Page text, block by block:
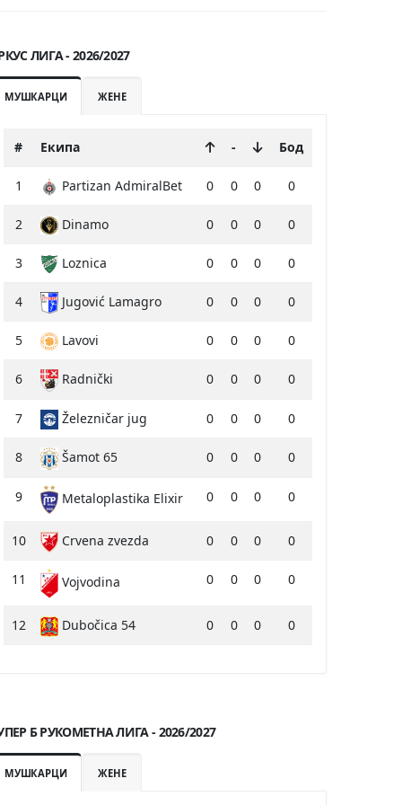
ЛИГА - 2026/2027
МУШКАРЦИ ЖЕНЕ
# Екипа - Бод
1 Partizan AdmiralBet 0 0 0 0
2 Dinamo 0 0 0 0
3 Loznica 0 0 0 0
4 Jugović Lamagro 0 0 0 0
5 Lavovi 0 0 0 0
6 Radnički 0 0 0 0
7 Železničar jug 0 0 0 0
8 Šamot 65 0 0 0 0
9 Metaloplastika Elixir 0 0 0 0
10 Crvena zvezda 0 0 0 0
11 Vojvodina 0 0 0 0
12 Dubočica 54 0 0 0 0
Б РУКОМЕТНА ЛИГА - 2026/2027
МУШКАРЦИ ЖЕНЕ